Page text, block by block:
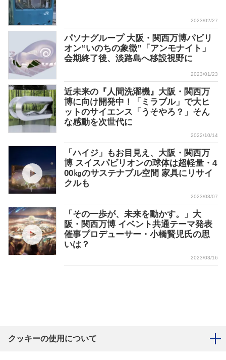
2023/02/27
パソナグループ 大阪・関西万博パビリ
オン“いのちの象徴”「アンモナイト」
会期終了後、淡路島へ移設視野に
2023/01/23
近未来の『人間洗濯機』大阪・関西万
博に向け開発中！「ミラブル」で大ヒ
ットのサイエンス「うそやろ？」そん
な感動を次世代に
2022/10/14
「ハイジ」もお目見え、大阪・関西万
博 スイスパビリオンの球体は超軽量・4
00㎏のサステナブル空間 家具にリサイ
クルも
2023/03/07
「その一歩が、未来を動かす。」大
阪・関西万博 イベント共通テーマ発表
催事プロデューサー・小橋賢児氏の思
いは？
2023/03/16
クッキーの使用について